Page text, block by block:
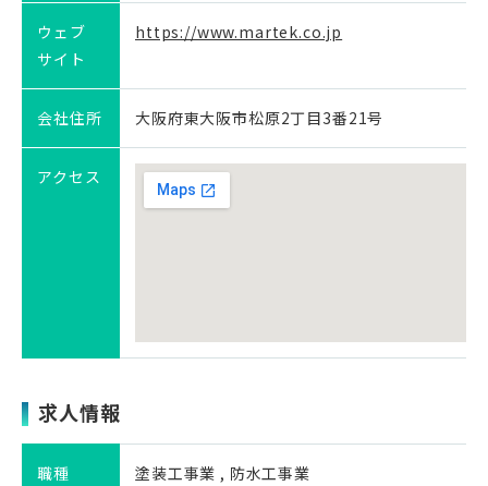
ウェブ
サイト
https://www.martek.co.jp
会社住所 大阪府東大阪市松原2丁目3番21号
アクセス
求人情報
職種 塗装工事業 , 防水工事業